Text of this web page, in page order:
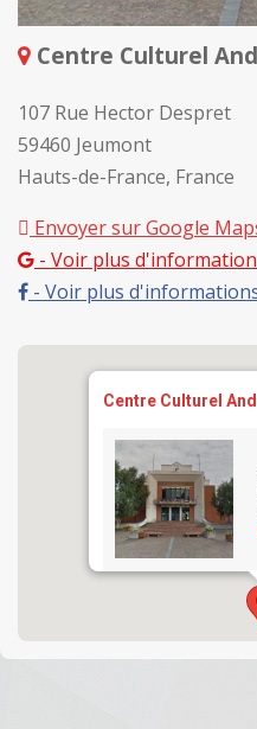
Centre Culturel
107 Rue Hector Despret
59460 Jeumont
Hauts-de-France, France
Envoyer sur Google
- Voir plus
- Voir plus
Centre Culturel